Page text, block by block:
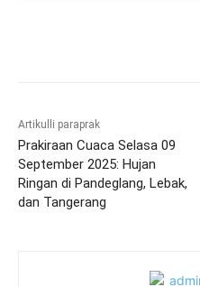
Artikulli paraprak
Prakiraan Cuaca Selasa 09
September 2025: Hujan
Ringan di Pandeglang, Lebak,
dan Tangerang